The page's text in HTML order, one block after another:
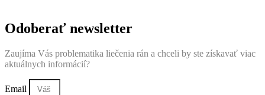
Odoberať newsletter
Zaujíma Vás problematika liečenia rán a chceli by ste získavať viac
aktuálnych informácií?
Email